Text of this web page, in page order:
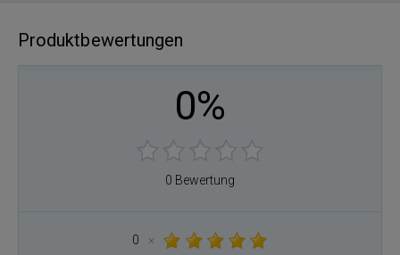
Produktbewertungen
0%
0 Bewertung
0
×